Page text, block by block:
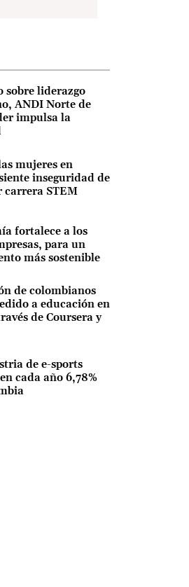
sobre liderazgo
ANDI Norte de
impulsa la
mujeres en
inseguridad de
carrera STEM
fortalece a los
para un
más sostenible
de colombianos
a educación en
de Coursera y
de e-sports
cada año 6,78%